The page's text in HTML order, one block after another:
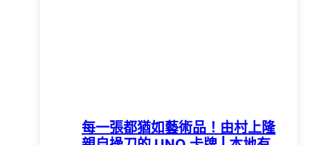
每一張都猶如藝術品！由村上隆